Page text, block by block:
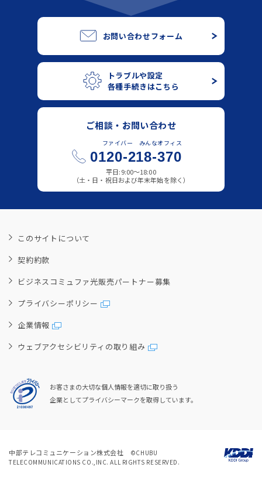
お問い合わせフォーム
トラブルや設定
各種手続きはこちら
ご相談・お問い合わせ
ファイバー みんなオフィス
0120-218-370
平日:9:00～18:00
（土・日・祝日および年末年始を除く）
このサイトについて
契約約款
ビジネスコミュファ光販売パートナー募集
プライバシーポリシー
企業情報
ウェブアクセシビリティの取り組み
お客さまの大切な個人情報を適切に取り扱う
企業としてプライバシーマークを取得しています。
中部テレコミュニケーション株式会社
©CHUBU
TELECOMMUNICATIONS CO.,INC. ALL RIGHTS RESERVED.